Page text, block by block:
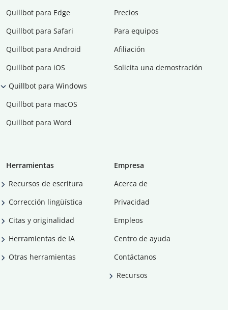
Quillbot para Edge
Quillbot para Safari
Quillbot para Android
Quillbot para iOS
Quillbot para Windows
Quillbot para macOS
Quillbot para Word
Precios
Para equipos
Afiliación
Solicita una demostración
Herramientas
Recursos de escritura
Corrección lingüística
Citas y originalidad
Herramientas de IA
Otras herramientas
Empresa
Acerca de
Privacidad
Empleos
Centro de ayuda
Contáctanos
Recursos